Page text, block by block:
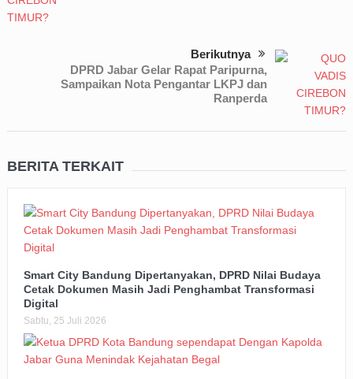
Berikutnya
DPRD Jabar Gelar Rapat Paripurna,
Sampaikan Nota Pengantar LKPJ dan
Ranperda
BERITA TERKAIT
Smart City Bandung Dipertanyakan, DPRD Nilai Budaya
Cetak Dokumen Masih Jadi Penghambat Transformasi
Digital
Sabtu, 25 Juli 2026